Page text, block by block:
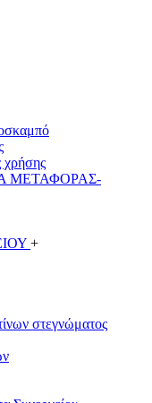
χρήσης
ΜΕΤΑΦΟΡΑΣ-
+
στεγνώματος